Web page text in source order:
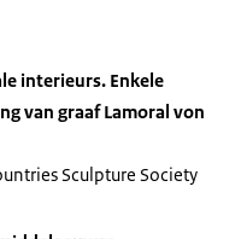
interieurs. Enkele
van graaf Lamoral von
Sculpture Society